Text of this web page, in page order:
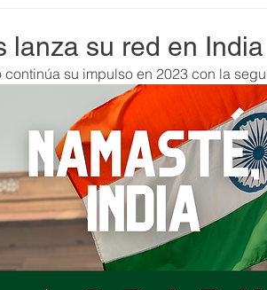
lanza su red en India
su impulso en 2023 con la